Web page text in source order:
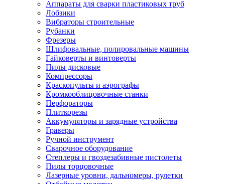
Аппараты для сварки пластиковых труб
Лобзики
Вибраторы строительные
Рубанки
Фрезеры
Шлифовальные, полировальные машины
Гайковерты и винтоверты
Пилы дисковые
Компрессоры
Краскопульты и аэрографы
Кромкооблицовочные станки
Перфораторы
Плиткорезы
Аккумуляторы и зарядные устройства
Граверы
Ручной инструмент
Сварочное оборудование
Степлеры и гвоздезабивные пистолеты
Пилы торцовочные
Лазерные уровни, дальномеры, рулетки